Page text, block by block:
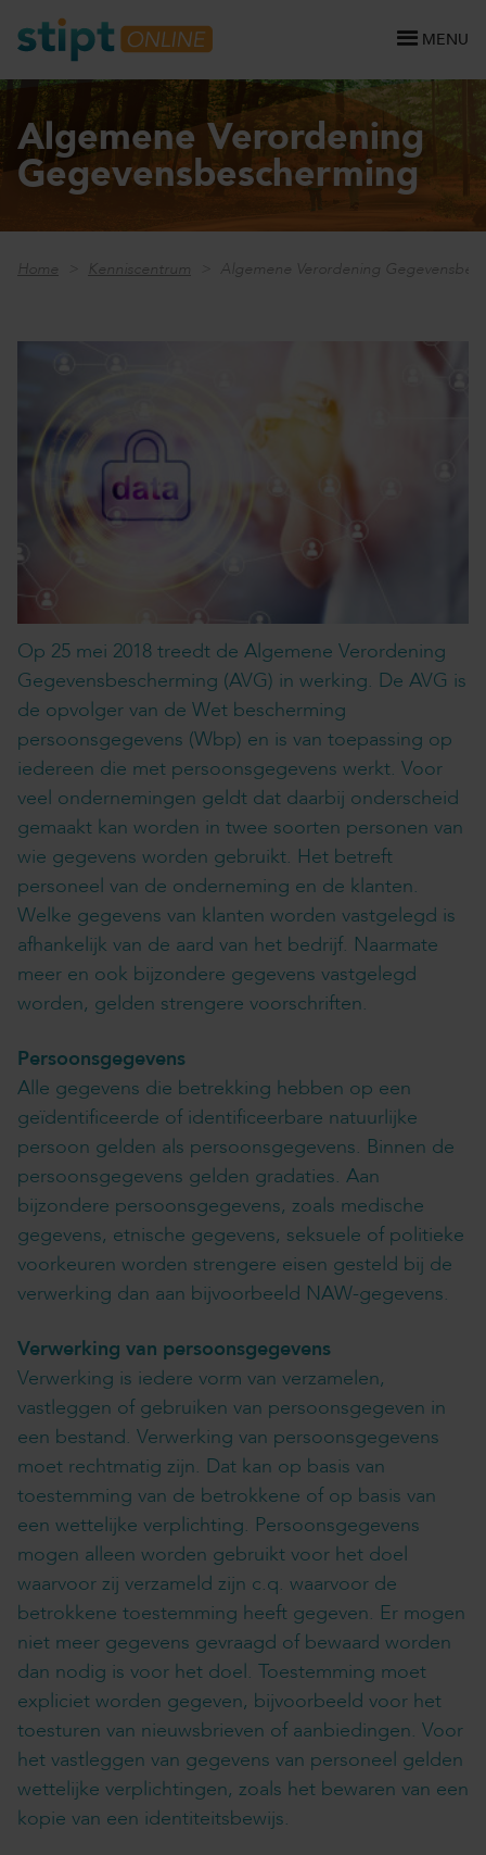
MENU
Algemene Verordening
Gegevensbescherming
Home Kenniscentrum Algemene Verordening
Op 25 mei 2018 treedt de Algemene Verordening
Gegevensbescherming (AVG) in werking. De AVG is
de opvolger van de Wet bescherming
persoonsgegevens (Wbp) en is van toepassing op
iedereen die met persoonsgegevens werkt. Voor
veel ondernemingen geldt dat daarbij onderscheid
gemaakt kan worden in twee soorten personen van
wie gegevens worden gebruikt. Het betreft
personeel van de onderneming en de klanten.
Welke gegevens van klanten worden vastgelegd is
afhankelijk van de aard van het bedrijf. Naarmate
meer en ook bijzondere gegevens vastgelegd
worden, gelden strengere voorschriften.
Persoonsgegevens
Alle gegevens die betrekking hebben op een
geïdentificeerde of identificeerbare natuurlijke
persoon gelden als persoonsgegevens. Binnen de
persoonsgegevens gelden gradaties. Aan
bijzondere persoonsgegevens, zoals medische
gegevens, etnische gegevens, seksuele of politieke
voorkeuren worden strengere eisen gesteld bij de
verwerking dan aan bijvoorbeeld NAW-gegevens.
Verwerking van persoonsgegevens
Verwerking is iedere vorm van verzamelen,
vastleggen of gebruiken van persoonsgegeven in
een bestand. Verwerking van persoonsgegevens
moet rechtmatig zijn. Dat kan op basis van
toestemming van de betrokkene of op basis van
een wettelijke verplichting. Persoonsgegevens
mogen alleen worden gebruikt voor het doel
waarvoor zij verzameld zijn c.q. waarvoor de
betrokkene toestemming heeft gegeven. Er mogen
niet meer gegevens gevraagd of bewaard worden
dan nodig is voor het doel. Toestemming moet
expliciet worden gegeven, bijvoorbeeld voor het
toesturen van nieuwsbrieven of aanbiedingen. Voor
het vastleggen van gegevens van personeel gelden
wettelijke verplichtingen, zoals het bewaren van een
kopie van een identiteitsbewijs.